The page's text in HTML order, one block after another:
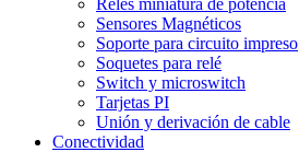
Sensores Magnéticos
Soporte para circuito impreso
Soquetes para relé
Switch y microswitch
Tarjetas PI
Unión y derivación de cable
Conectividad